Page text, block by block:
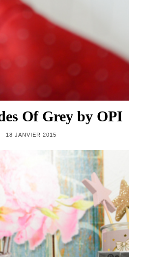
Of Grey by OPI
18 JANVIER 2015